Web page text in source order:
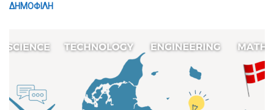
ΔΗΜΟΦΙΛΗ